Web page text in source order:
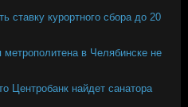
ставку курортного сбора до 20
в Челябинске не
Центробанк найдет санатора